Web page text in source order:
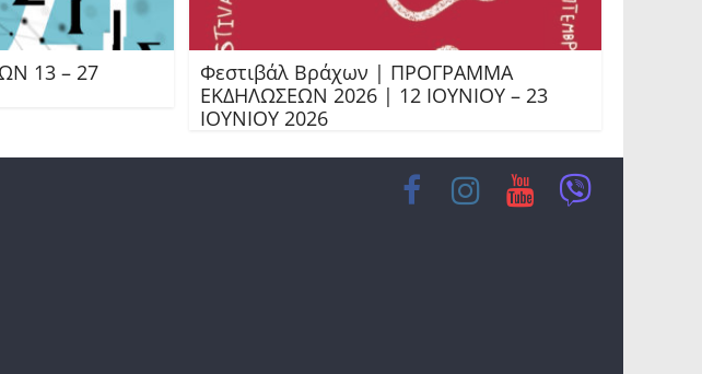
13 – 27
Φεστιβάλ Βράχων | ΠΡΟΓΡΑΜΜΑ
ΕΚΔΗΛΩΣΕΩΝ 2026 | 12 ΙΟΥΝΙΟΥ – 23
ΙΟΥΝΙΟΥ 2026